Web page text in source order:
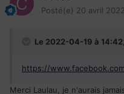
Posté(e) 20 avril 2022
Le 2022-04-19 à 14:42,
https://
Merci Laulau, je n'aurais